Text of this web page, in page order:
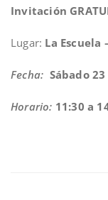
Invitación
Lugar: La Escuela
Fecha: Sábado
Horario: 11:30 a